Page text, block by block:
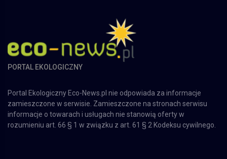
PORTAL EKOLOGICZNY
Portal Ekologiczny Eco-News.pl nie odpowiada za informacje
zamieszczone w serwisie. Zamieszczone na stronach serwisu
informacje o towarach i usługach nie stanowią oferty w
rozumieniu art. 66 § 1 w związku z art. 61 § 2 Kodeksu cywilnego.